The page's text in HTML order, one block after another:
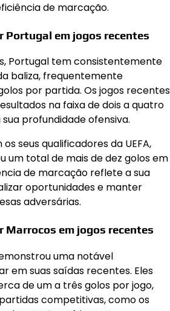
de marcação.
Portugal em jogos recentes
Portugal tem consistentemente
baliza, frequentemente
por partida. Os jogos recentes
na faixa de dois a quatro
profundidade ofensiva.
seus qualificadores da UEFA,
um total de mais de dez golos em
de marcação reflete a sua
oportunidades e manter
adversárias.
Marrocos em jogos recentes
uma notável
em suas saídas recentes. Eles
de um a três golos por jogo,
competitivas, como os